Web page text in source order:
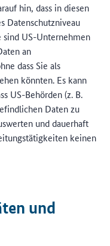
hin, dass in diesen
Datenschutzniveau
sind US-Unternehmen
an
dass Sie als
könnten. Es kann
US-Behörden (z. B.
Daten zu
und dauerhaft
keinen
und